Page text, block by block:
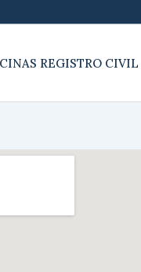
REGISTRO CIVIL